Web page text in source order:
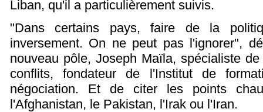
Liban, qu'il a particulièrement suivis.
"Dans certains pays, faire de la
inversement. On ne peut pas l'ignorer",
nouveau pôle, Joseph Maïla, spécialiste
conflits, fondateur de l'Institut de
négociation. Et de citer les points
l'Afghanistan, le Pakistan, l'Irak ou l'Iran.